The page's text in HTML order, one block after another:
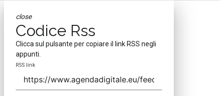
close
Codice Rss
Clicca sul pulsante per copiare il link RSS negli
appunti.
RSS link